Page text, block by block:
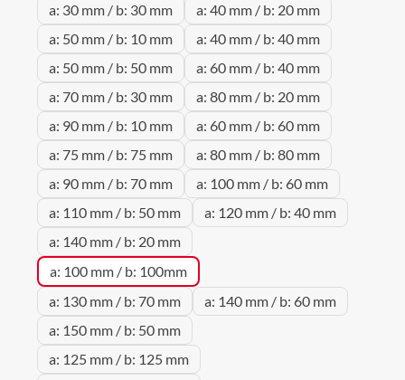
a: 30 mm / b: 30 mm
a: 40 mm / b: 20 mm
a: 50 mm / b: 10 mm
a: 40 mm / b: 40 mm
a: 50 mm / b: 50 mm
a: 60 mm / b: 40 mm
a: 70 mm / b: 30 mm
a: 80 mm / b: 20 mm
a: 90 mm / b: 10 mm
a: 60 mm / b: 60 mm
a: 75 mm / b: 75 mm
a: 80 mm / b: 80 mm
a: 90 mm / b: 70 mm
a: 100 mm / b: 60 mm
a: 110 mm / b: 50 mm
a: 120 mm / b: 40 mm
a: 140 mm / b: 20 mm
a: 100 mm / b: 100mm
a: 130 mm / b: 70 mm
a: 140 mm / b: 60 mm
a: 150 mm / b: 50 mm
a: 125 mm / b: 125 mm